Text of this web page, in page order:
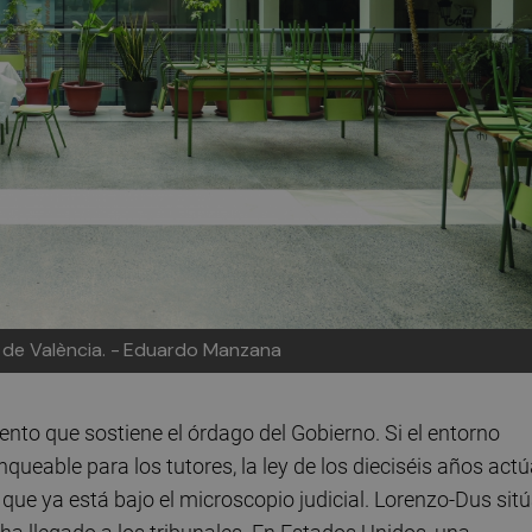
València. -Eduardo Manzana
que sostiene el órdago del Gobierno. Si el entorno
para los tutores, la ley de los dieciséis años
ya está bajo el microscopio judicial. Lorenzo‑Dus